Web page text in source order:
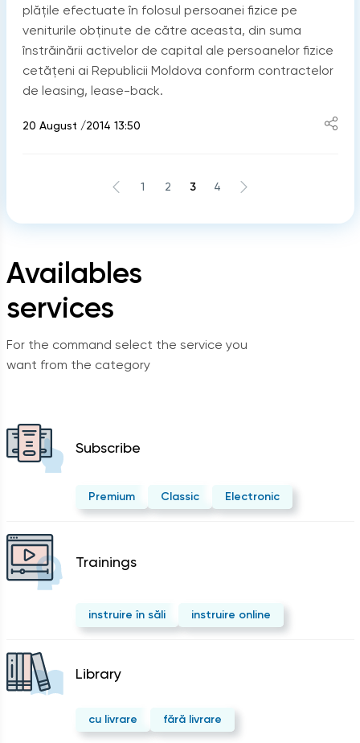
Availables
services
For the command select the service you
want from the category
Subscribe
Premium Classic Electronic
Trainings
instruire în săli instruire online
Library
cu livrare fără livrare
plăţile efectuate în folosul persoanei fizice pe
veniturile obţinute de către aceasta, din suma
înstrăinării activelor de capital ale persoanelor fizice
cetăţeni ai Republicii Moldova conform contractelor
de leasing, lease-back.
20 August /2014 13:50
1 2 3 4